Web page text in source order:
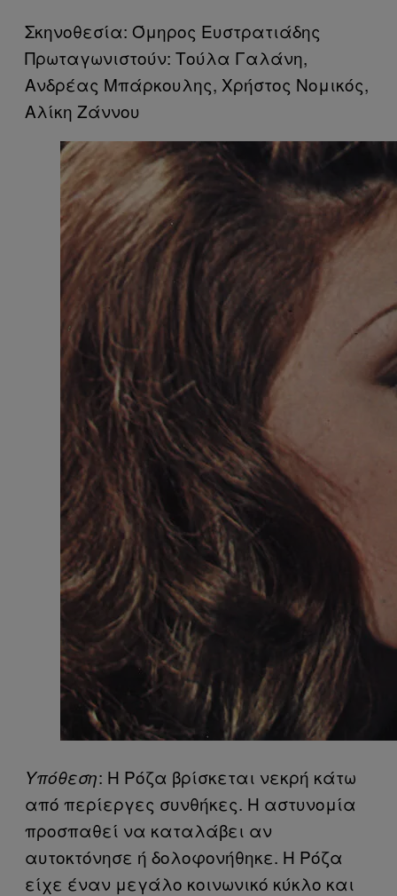
Σκηνοθεσία: Όμηρος Ευστρατιάδης
Πρωταγωνιστούν: Τούλα Γαλάνη,
Ανδρέας Μπάρκουλης, Χρήστος Νομικός,
Αλίκη Ζάννου
Υπόθεση: Η Ρόζα βρίσκεται νεκρή κάτω
από περίεργες συνθήκες. Η αστυνομία
προσπαθεί να καταλάβει αν
αυτοκτόνησε ή δολοφονήθηκε. Η Ρόζα
είχε έναν μεγάλο κοινωνικό κύκλο και